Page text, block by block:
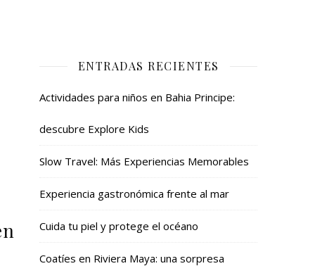
ENTRADAS RECIENTES
Actividades para niños en Bahia Principe:
descubre Explore Kids
Slow Travel: Más Experiencias Memorables
Experiencia gastronómica frente al mar
Cuida tu piel y protege el océano
Coatíes en Riviera Maya: una sorpresa